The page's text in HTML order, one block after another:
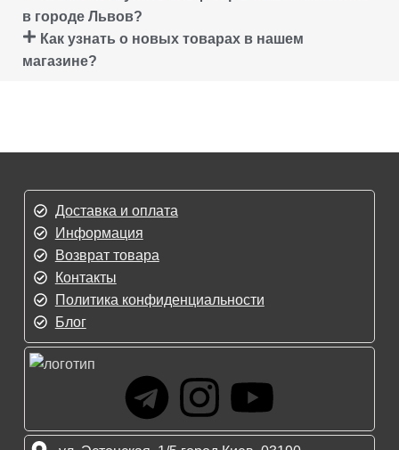
в городе Львов?
Как узнать о новых товарах в нашем
магазине?
Доставка и оплата
Информация
Возврат товара
Контакты
Политика конфиденциальности
Блог